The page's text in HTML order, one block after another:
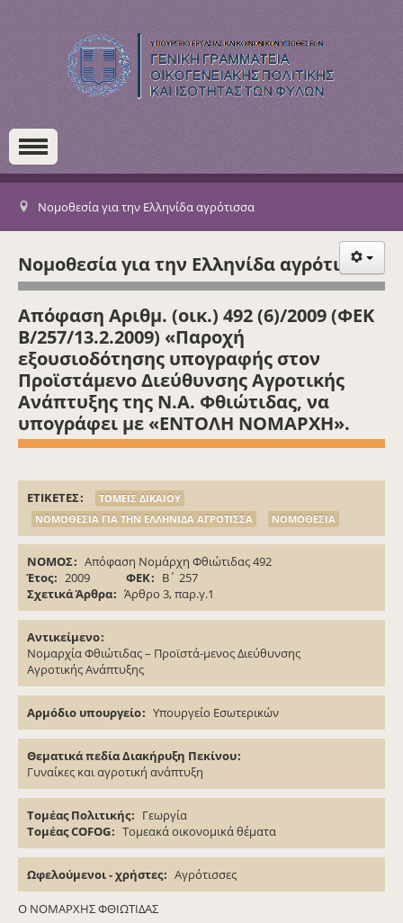
Νομοθεσία για την Ελληνίδα αγρότισσα
Νομοθεσία για την Ελληνίδα αγρότισσα
Απόφαση Αριθμ. (οικ.) 492 (6)/2009 (ΦΕΚ
Β/257/13.2.2009) «Παροχή
εξουσιοδότησης υπογραφής στον
Προϊστάμενο Διεύθυνσης Αγροτικής
Ανάπτυξης της Ν.Α. Φθιώτιδας, να
υπογράφει με «ΕΝΤΟΛΗ ΝΟΜΑΡΧΗ».
ΕΤΙΚΕΤΕΣ
ΤΟΜΕΙΣ ΔΙΚΑΙΟΥ
ΝΟΜΟΘΕΣΙΑ ΓΙΑ ΤΗΝ ΕΛΛΗΝΙΔΑ ΑΓΡΟΤΙΣΣΑ
ΝΟΜΟΘΕΣΙΑ
ΝΟΜΟΣ
Απόφαση Νομάρχη Φθιώτιδας 492
Έτος
2009 ΦΕΚ
Β΄ 257
Σχετικά Άρθρα
Άρθρο 3, παρ.γ.1
Αντικείμενο
Νομαρχία Φθιώτιδας – Προϊστά-μενος Διεύθυνσης
Αγροτικής Ανάπτυξης
Αρμόδιο υπουργείο Υπουργείο Εσωτερικών
Θεματικά πεδία Διακήρυξη Πεκίνου
Γυναίκες και αγροτική ανάπτυξη
Τομέας Πολιτικής
Γεωργία
Τομέας COFOG
Τομεακά οικονομικά θέματα
Ωφελούμενοι - χρήστες Αγρότισσες
Ο ΝΟΜΑΡΧΗΣ ΦΘΙΩΤΙΔΑΣ